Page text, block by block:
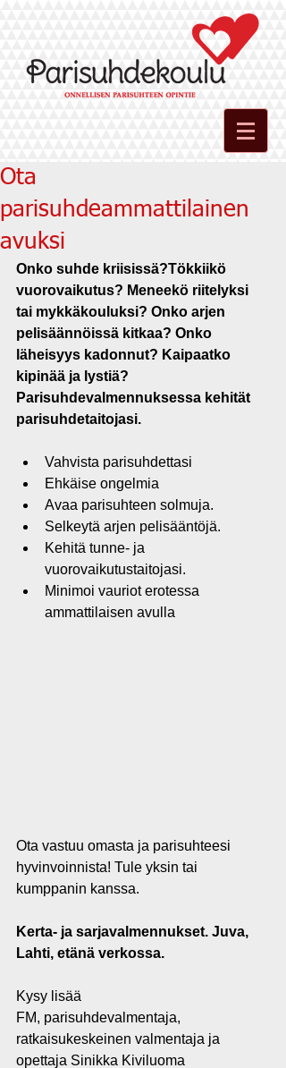
Ota
parisuhdeammattilainen
avuksi
Onko suhde kriisissä?Tökkiikö
vuorovaikutus? Meneekö riitelyksi
tai mykkäkouluksi? Onko arjen
pelisäännöissä kitkaa? Onko
läheisyys kadonnut? Kaipaatko
kipinää ja lystiä?
Parisuhdevalmennuksessa kehität
parisuhdetaitojasi.
Vahvista parisuhdettasi
Ehkäise ongelmia
Avaa parisuhteen solmuja.
Selkeytä arjen pelisääntöjä.
Kehitä tunne- ja
vuorovaikutustaitojasi.
Minimoi vauriot erotessa
ammattilaisen avulla
Ota vastuu omasta ja parisuhteesi
hyvinvoinnista! Tule yksin tai
kumppanin kanssa.
Kerta- ja sarjavalmennukset. Juva,
Lahti, etänä verkossa.
Kysy lisää
FM, parisuhdevalmentaja,
ratkaisukeskeinen valmentaja ja
opettaja Sinikka Kiviluoma